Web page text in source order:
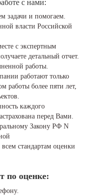
с нами:
задачи и помогаем.
власти Российской
с экспертным
детальный отчет.
работы.
работают только
работы более пяти лет,
каждого
перед Вами.
Закону РФ N
стандартам оценки
по оценке: